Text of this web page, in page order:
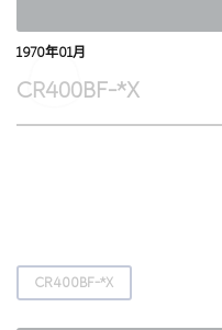
1970年01月
CR400BF-*X
CR400BF-*X